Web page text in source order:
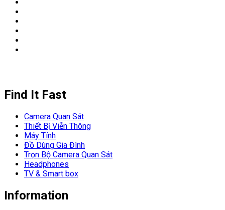
Find It Fast
Camera Quan Sát
Thiết Bị Viễn Thông
Máy Tính
Đồ Dùng Gia Đình
Trọn Bộ Camera Quan Sát
Headphones
TV & Smart box
Information